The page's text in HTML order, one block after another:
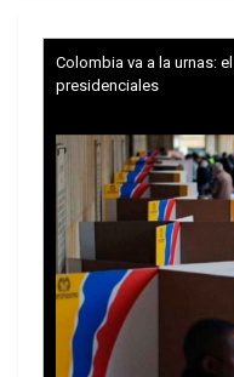
precandidato se
negado
antes de la
Ahora los políticos
posible sustitución
derecha en las
octubre, ante la
pueda triunfar
da Silva
Colombia va a la urnas:
presidenciales